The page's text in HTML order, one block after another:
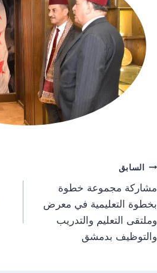
السابق
مشاركة مجموعة خطوة
بخطوة التعليمية في معرض
وملتقى التعليم والتدريب
والتوظيف بدمشق